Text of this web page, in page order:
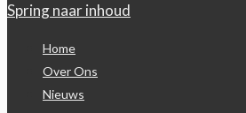
Spring naar inhoud
Home
Over Ons
Nieuws